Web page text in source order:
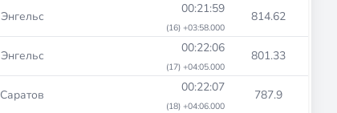
Энгельс
00:21:59
(16) +03:58.000
814.62
Энгельс
00:22:06
(17) +04:05.000
801.33
Саратов
00:22:07
(18) +04:06.000
787.9